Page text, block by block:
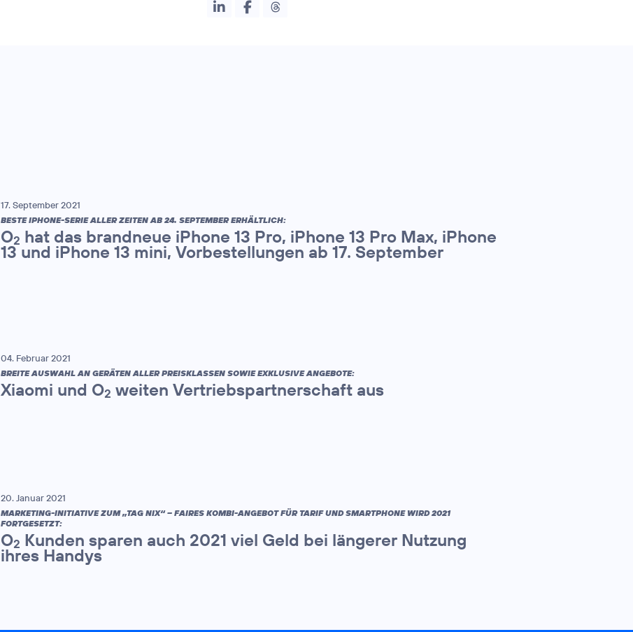
17. September 2021
BESTE IPHONE-SERIE ALLER ZEITEN AB 24. SEPTEMBER ERHÄLTLICH:
O2 hat das brandneue iPhone 13 Pro, iPhone 13 Pro Max, iPhone
13 und iPhone 13 mini, Vorbestellungen ab 17. September
04. Februar 2021
BREITE AUSWAHL AN GERÄTEN ALLER PREISKLASSEN SOWIE EXKLUSIVE ANGEBOTE:
Xiaomi und O2 weiten Vertriebspartnerschaft aus
20. Januar 2021
MARKETING-INITIATIVE ZUM „TAG NIX“ – FAIRES KOMBI-ANGEBOT FÜR TARIF UND SMARTPHONE WIRD 2021
FORTGESETZT:
O2 Kunden sparen auch 2021 viel Geld bei längerer Nutzung
ihres Handys